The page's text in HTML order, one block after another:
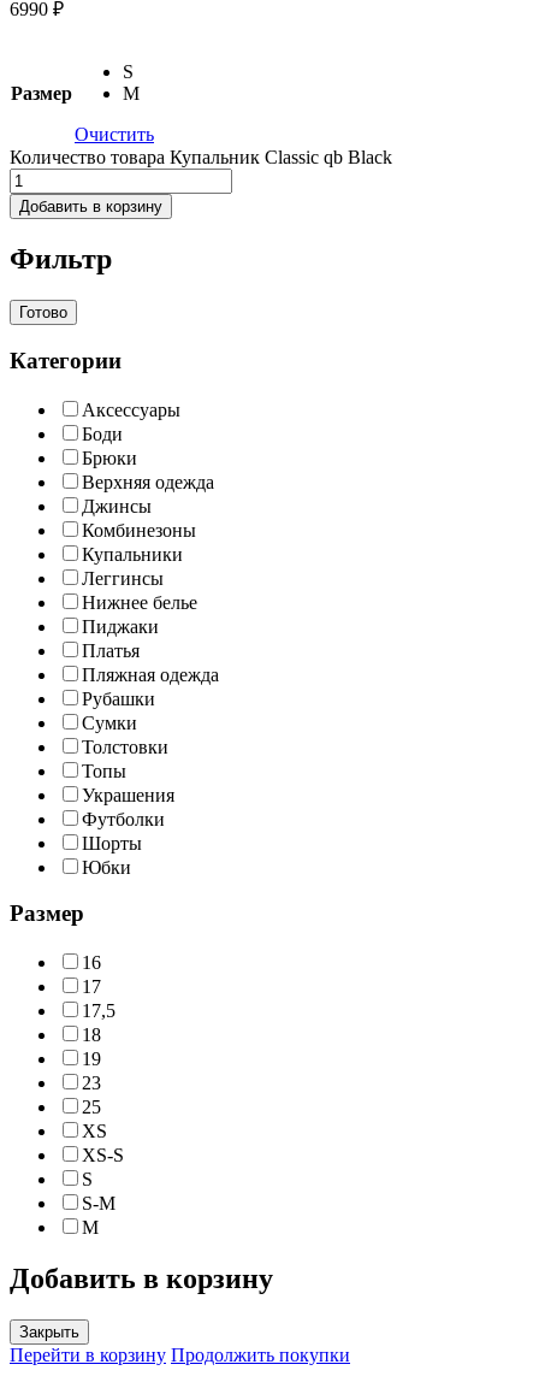
6990 ₽
Размер
S
M
Очистить
Количество товара Купальник Classic qb Black
Добавить в корзину
Фильтр
Готово
Категории
Аксессуары
Боди
Брюки
Верхняя одежда
Джинсы
Комбинезоны
Купальники
Леггинсы
Нижнее белье
Пиджаки
Платья
Пляжная одежда
Рубашки
Сумки
Толстовки
Топы
Украшения
Футболки
Шорты
Юбки
Размер
16
17
17,5
18
19
23
25
XS
XS-S
S
S-M
M
Добавить в корзину
Закрыть
Перейти в корзину Продолжить покупки